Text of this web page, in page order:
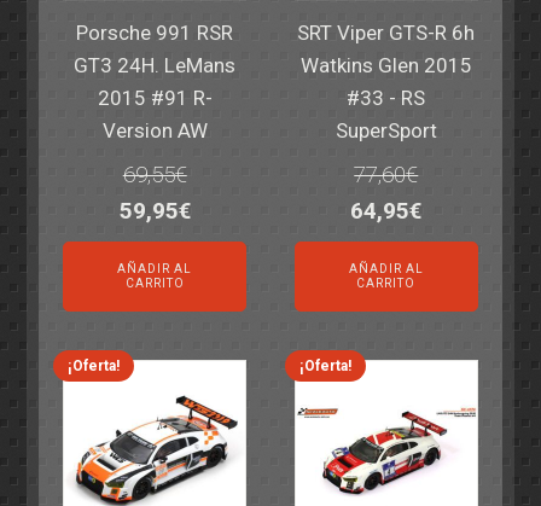
Porsche 991 RSR
GT3 24H. LeMans
2015 #91 R-
Version AW
69,55€
El
precio
original
era:
69,55€.
59,95€El
precio
actual
es:
59,95€.
AÑADIR AL
CARRITO
SRT Viper GTS-R 6h
Watkins Glen 2015
#33 - RS
SuperSport
77,60€
El
precio
original
era:
77,60€.
64,95€El
precio
actual
es:
64,95€.
AÑADIR AL
CARRITO
¡Oferta! ¡Oferta!